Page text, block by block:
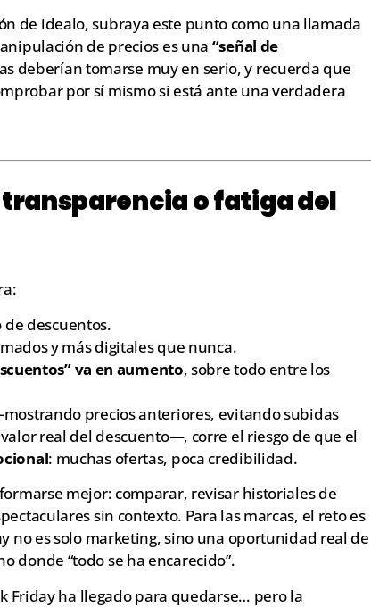
de idealo, subraya este punto como una llamada
de precios es una “señal de
deberían tomarse muy en serio, y recuerda que
por sí mismo si está ante una verdadera
o fatiga del
descuentos.
y más digitales que nunca.
va en aumento, sobre todo entre los
precios anteriores, evitando subidas
real del descuento—, corre el riesgo de que el
: muchas ofertas, poca credibilidad.
mejor: comparar, revisar historiales de
sin contexto. Para las marcas, el reto es
no es solo marketing, sino una oportunidad real de
donde “todo se ha encarecido”.
Friday ha llegado para quedarse… pero la